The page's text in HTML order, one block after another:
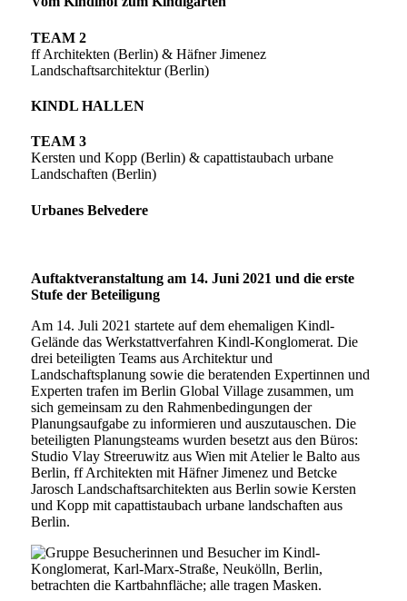
TEAM 2
ff Architekten (Berlin) & Häfner Jimenez
Landschaftsarchitektur (Berlin)
KINDL HALLEN
TEAM 3
Kersten und Kopp (Berlin) & capattistaubach urbane
Landschaften (Berlin)
Urbanes Belvedere
Auftaktveranstaltung am 14. Juni 2021 und die erste
Stufe der Beteiligung
Am 14. Juli 2021 startete auf dem ehemaligen Kindl-
Gelände das Werkstattverfahren Kindl-Konglomerat. Die
drei beteiligten Teams aus Architektur und
Landschaftsplanung sowie die beratenden Expertinnen und
Experten trafen im Berlin Global Village zusammen, um
sich gemeinsam zu den Rahmenbedingungen der
Planungsaufgabe zu informieren und auszutauschen. Die
beteiligten Planungsteams wurden besetzt aus den Büros:
Studio Vlay Streeruwitz aus Wien mit Atelier le Balto aus
Berlin, ff Architekten mit Häfner Jimenez und Betcke
Jarosch Landschaftsarchitekten aus Berlin sowie Kersten
und Kopp mit capattistaubach urbane landschaften aus
Berlin.